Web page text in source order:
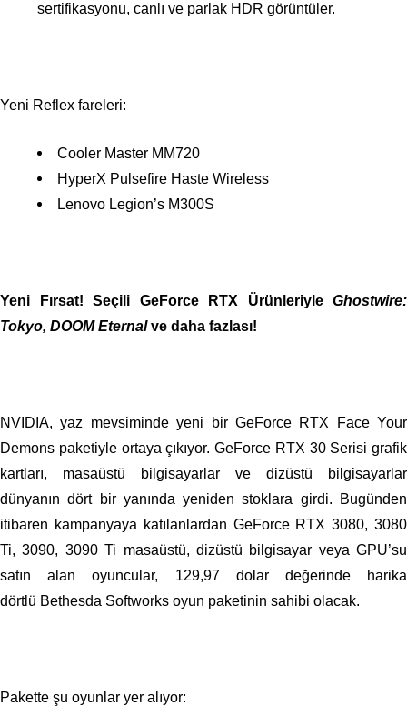
sertifikasyonu, canlı ve parlak HDR görüntüler.
Yeni Reflex fareleri:
Cooler Master MM720
HyperX Pulsefire Haste Wireless
Lenovo Legion’s M300S
Yeni Fırsat! Seçili GeForce RTX Ürünleriyle Ghostwire:
Tokyo, DOOM Eternalve daha fazlası!
NVIDIA, yaz mevsiminde yeni bir GeForce RTX Face Your
Demons paketiyle ortaya çıkıyor. GeForce RTX 30 Serisi grafik
kartları, masaüstü bilgisayarlar ve dizüstü bilgisayarlar
dünyanın dört bir yanında yeniden stoklara girdi. Bugünden
itibaren kampanyaya katılanlardan GeForce RTX 3080, 3080
Ti, 3090, 3090 Ti masaüstü, dizüstü bilgisayar veya GPU’su
satın alan oyuncular, 129,97 dolar değerinde harika
dörtlü Bethesda Softworks oyun paketinin sahibi olacak.
Pakette şu oyunlar yer alıyor: